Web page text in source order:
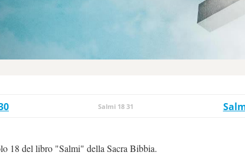
Salmi 18 31
18 del libro "Salmi" della Sacra Bibbia.